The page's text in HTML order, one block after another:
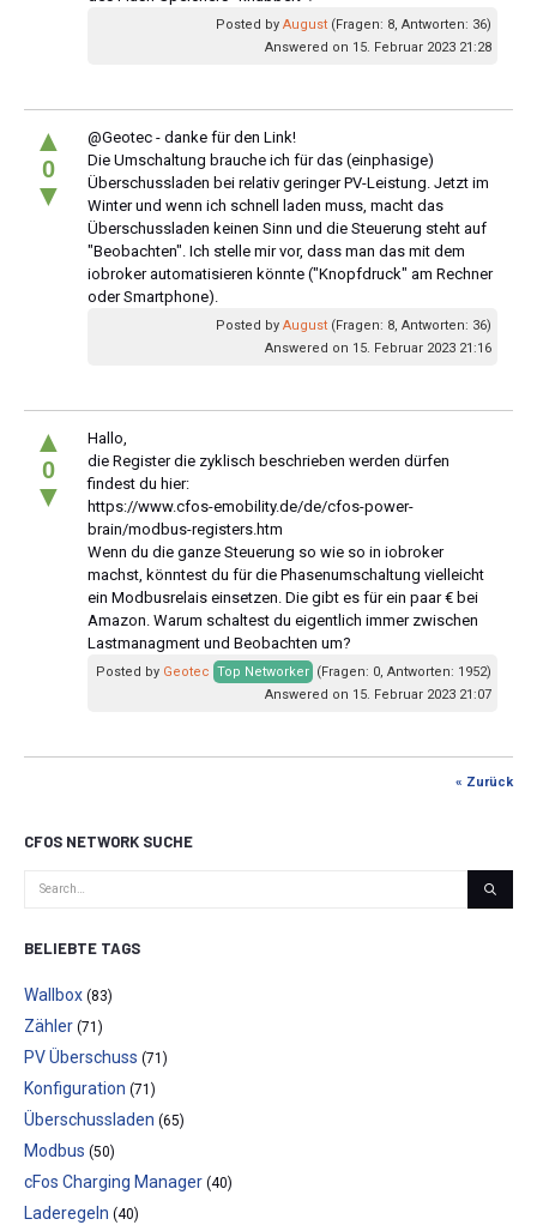
Posted by August (Fragen: 8, Antworten: 36)
Answered on 15. Februar 2023 21:28
▲
0
▼
@Geotec - danke für den Link!
Die Umschaltung brauche ich für das (einphasige)
Überschussladen bei relativ geringer PV-Leistung. Jetzt im
Winter und wenn ich schnell laden muss, macht das
Überschussladen keinen Sinn und die Steuerung steht auf
"Beobachten". Ich stelle mir vor, dass man das mit dem
iobroker automatisieren könnte ("Knopfdruck" am Rechner
oder Smartphone).
Posted by August (Fragen: 8, Antworten: 36)
Answered on 15. Februar 2023 21:16
▲
0
▼
Hallo,
die Register die zyklisch beschrieben werden dürfen
findest du hier:
https://www.cfos-emobility.de/de/cfos-power-
brain/modbus-registers.htm
Wenn du die ganze Steuerung so wie so in iobroker
machst, könntest du für die Phasenumschaltung vielleicht
ein Modbusrelais einsetzen. Die gibt es für ein paar € bei
Amazon. Warum schaltest du eigentlich immer zwischen
Lastmanagment und Beobachten um?
Posted by Geotec Top Networker (Fragen: 0, Antworten: 1952)
Answered on 15. Februar 2023 21:07
« Zurück
CFOS NETWORK SUCHE
BELIEBTE TAGS
Wallbox (83)
Zähler (71)
PV Überschuss (71)
Konfiguration (71)
Überschussladen (65)
Modbus (50)
cFos Charging Manager (40)
Laderegeln (40)